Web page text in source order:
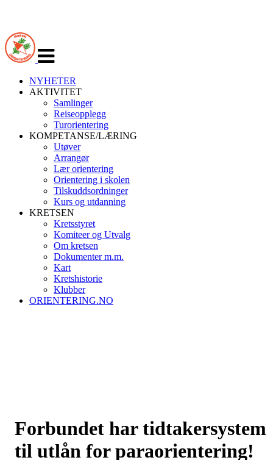
navigasjon
NYHETER
AKTIVITET
Samlinger
Reiseopplegg
Turorientering
KOMPETANSE/LÆRING
Utøver
Arrangør
Lær orientering
Orientering i skolen
Tilskuddsordninger
Kurs og utdanning
KRETSEN
Kretsstyret
Komiteer og Utvalg
Om kretsen
Dokumenter m.m.
Kart
Kretshistorie
Klubber
ORIENTERING.NO
Forbundet har tidtakersystem
til utlån for paraorientering!